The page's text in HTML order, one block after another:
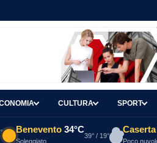
CULTURA SPORT
Benevento 34°C
Soleggiato
39° / 19°
Caserta
Poco